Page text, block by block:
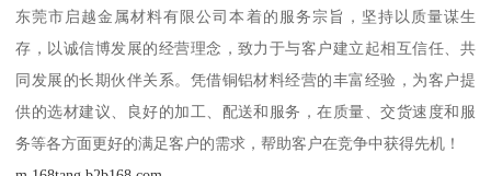
东莞市启越金属材料有限公司本着的服务宗旨，坚持以质量谋生
存，以诚信博发展的经营理念，致力于与客户建立起相互信任、共
同发展的长期伙伴关系。凭借铜铝材料经营的丰富经验，为客户提
供的选材建议、良好的加工、配送和服务，在质量、交货速度和服
务等各方面更好的满足客户的需求，帮助客户在竞争中获得先机！